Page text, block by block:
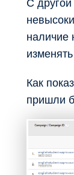
наличие
Как
пришли